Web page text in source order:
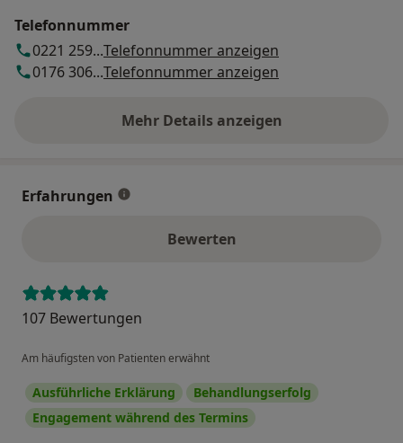
Telefonnummer
0221 259...Telefonnummer anzeigen
0176 306...Telefonnummer anzeigen
Mehr Details anzeigen
über die Adresse
Erfahrungen
Bewerten
107 Bewertungen
Am häufigsten von Patienten erwähnt
Ausführliche Erklärung
Behandlungserfolg
Engagement während des Termins